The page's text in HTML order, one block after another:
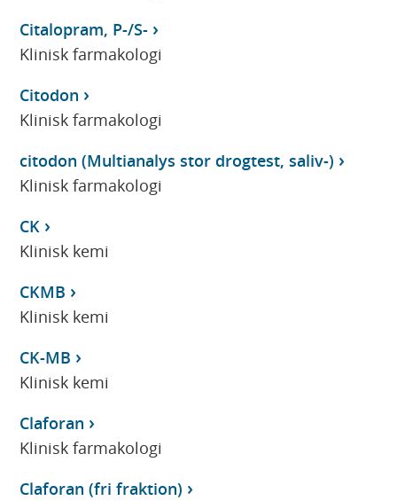
Citalopram, P-/S-
Klinisk farmakologi
Citodon
Klinisk farmakologi
citodon (Multianalys stor drogtest, saliv-)
Klinisk farmakologi
CK
Klinisk kemi
CKMB
Klinisk kemi
CK-MB
Klinisk kemi
Claforan
Klinisk farmakologi
Claforan (fri fraktion)